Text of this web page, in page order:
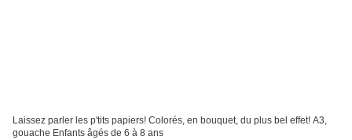
Laissez parler les p'tits papiers! Colorés, en bouquet, du plus bel effet! A3,
gouache Enfants âgés de 6 à 8 ans